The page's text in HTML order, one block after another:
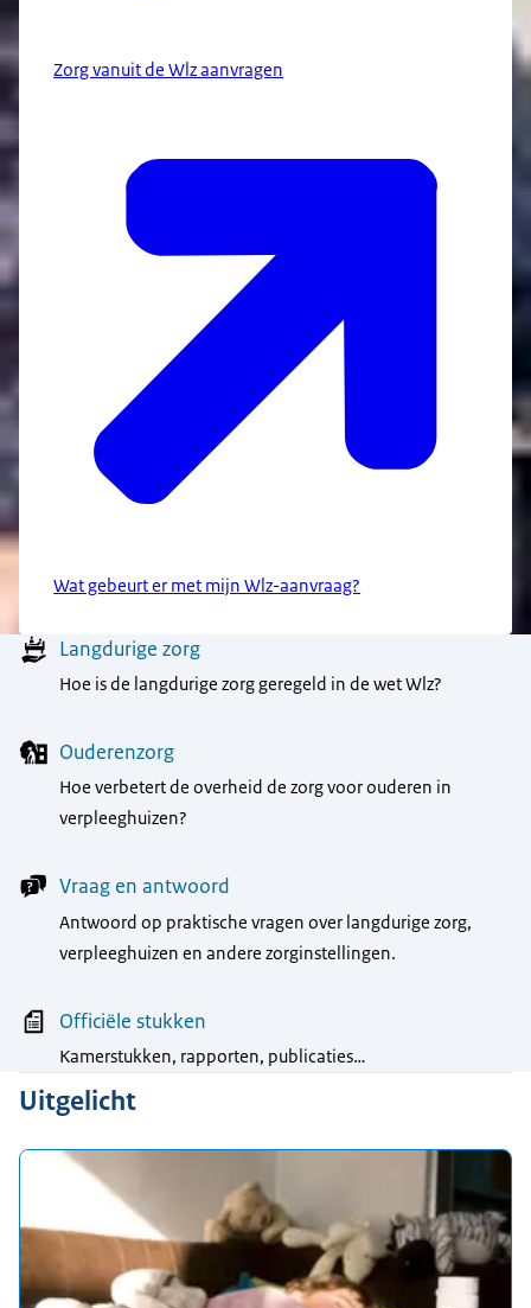
Zorg vanuit de Wlz aanvragen
Wat gebeurt er met mijn Wlz-aanvraag?
MenuLangdurige zorg
Hoe is de langdurige zorg geregeld in de wet Wlz?
Ouderenzorg
Hoe verbetert de overheid de zorg voor ouderen in
verpleeghuizen?
Vraag en antwoord
Antwoord op praktische vragen over langdurige zorg,
verpleeghuizen en andere zorginstellingen.
Officiële stukken
Kamerstukken, rapporten, publicaties…
Uitgelicht